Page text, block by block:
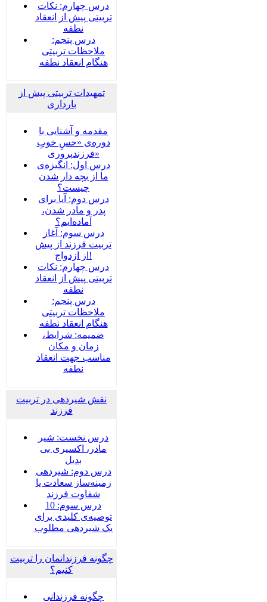
درس چهارم: نکات
تربیتی پیش از انعقاد
نطفه
درس پنجم:
ملاحظات تربیتی
هنگام انعقاد نطفه
تمهیدات تربیتی پیش از
بارداری
مقدمه و آشنایی با
دوره‌ی «حسِ خوبِ
فرزندپروری»
درس اول: انگیزه‌ی
ما از بچه دار شدن
چیست؟
درس دوم: آیا برای
پدر و مادر شدن،
آماده‌ایم؟
درس سوم: آغاز
تربیت فرزند از پیش
از ازدواج!
درس چهارم: نکات
تربیتی پیش از انعقاد
نطفه
درس پنجم:
ملاحظات تربیتی
هنگام انعقاد نطفه
ضمیمه‌: شرایط،
زمان و مکان
مناسب جهت انعقاد
نطفه
نقش شیردهی در تربیت
فرزند
درس نخست: شیر
مادر، اکسیری بی
بدیل
درس دوم: شیردهی
زمینه‌ساز سعادت یا
شقاوت فرزند
درس سوم: 10
توصیه‌ی کلیدی برای
یک شیردهی مطلوب
چگونه فرزندانمان را تربیت
کنیم؟
چگونه فرزندانی